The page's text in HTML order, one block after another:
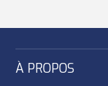
À PROPOS